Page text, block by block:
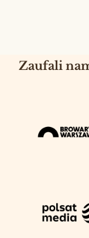
Zaufali